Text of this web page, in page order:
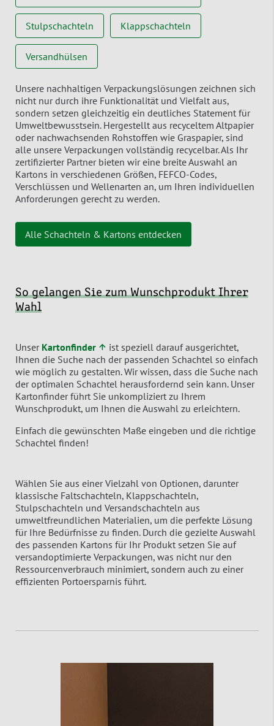
Stulpschachteln Klappschachteln
Versandhülsen
Unsere nachhaltigen Verpackungslösungen zeichnen sich
nicht nur durch ihre Funktionalität und Vielfalt aus,
sondern setzen gleichzeitig ein deutliches Statement für
Umweltbewusstsein. Hergestellt aus recyceltem Altpapier
oder nachwachsenden Rohstoffen wie Graspapier, sind
alle unsere Verpackungen vollständig recycelbar. Als Ihr
zertifizierter Partner bieten wir eine breite Auswahl an
Kartons in verschiedenen Größen, FEFCO-Codes,
Verschlüssen und Wellenarten an, um Ihren individuellen
Anforderungen gerecht zu werden.
Alle Schachteln & Kartons entdecken
So gelangen Sie zum Wunschprodukt Ihrer
Wahl
Unser Kartonfinder ↑ ist speziell darauf ausgerichtet,
Ihnen die Suche nach der passenden Schachtel so einfach
wie möglich zu gestalten. Wir wissen, dass die Suche nach
der optimalen Schachtel herausfordernd sein kann. Unser
Kartonfinder führt Sie unkompliziert zu Ihrem
Wunschprodukt, um Ihnen die Auswahl zu erleichtern.
Einfach die gewünschten Maße eingeben und die richtige
Schachtel finden!
Wählen Sie aus einer Vielzahl von Optionen, darunter
klassische Faltschachteln, Klappschachteln,
Stulpschachteln und Versandschachteln aus
umweltfreundlichen Materialien, um die perfekte Lösung
für Ihre Bedürfnisse zu finden. Durch die gezielte Auswahl
des passenden Kartons für Ihr Produkt setzen Sie auf
versandoptimierte Verpackungen, was nicht nur den
Ressourcenverbrauch minimiert, sondern auch zu einer
effizienten Portoersparnis führt.